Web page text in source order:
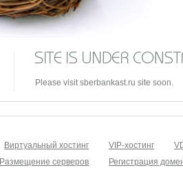
Please visit sberbankast.ru site soon.
Виртуальный хостинг VIP-хостинг
Размещение серверов Регистрация